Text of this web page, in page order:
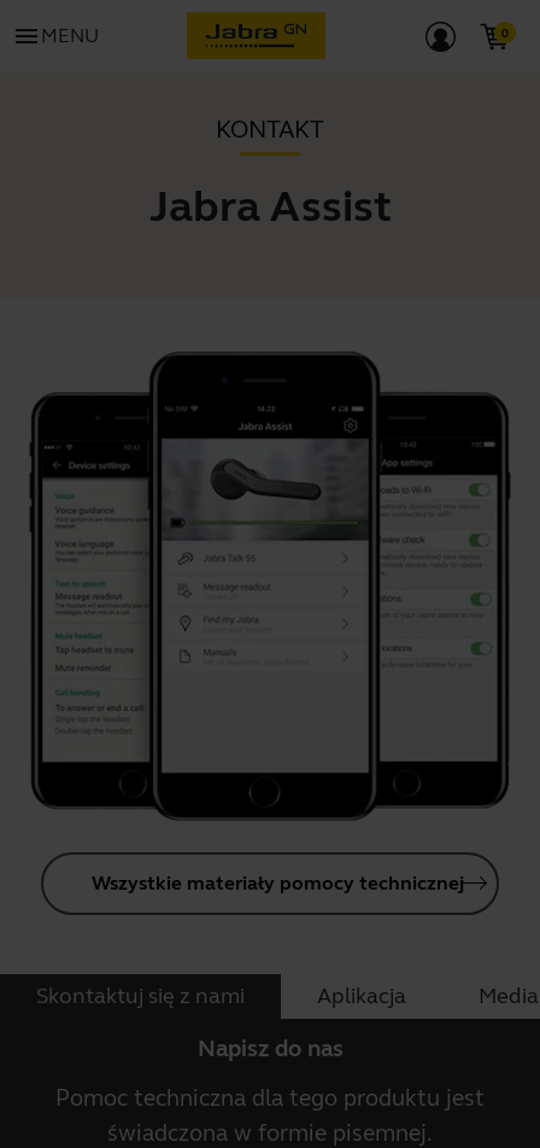
menu MENU
KONTAKT
Jabra Assist
Wszystkie materiały pomocy technicznej
Skontaktuj się z nami Aplikacja
Napisz do nas
Pomoc techniczna dla tego produktu jest
świadczona w formie pisemnej.